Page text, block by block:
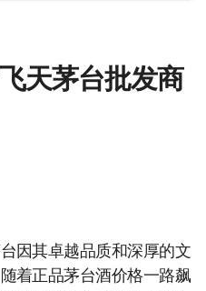
天茅台批发商
因其卓越品质和深厚的文
着正品茅台酒价格一路飙